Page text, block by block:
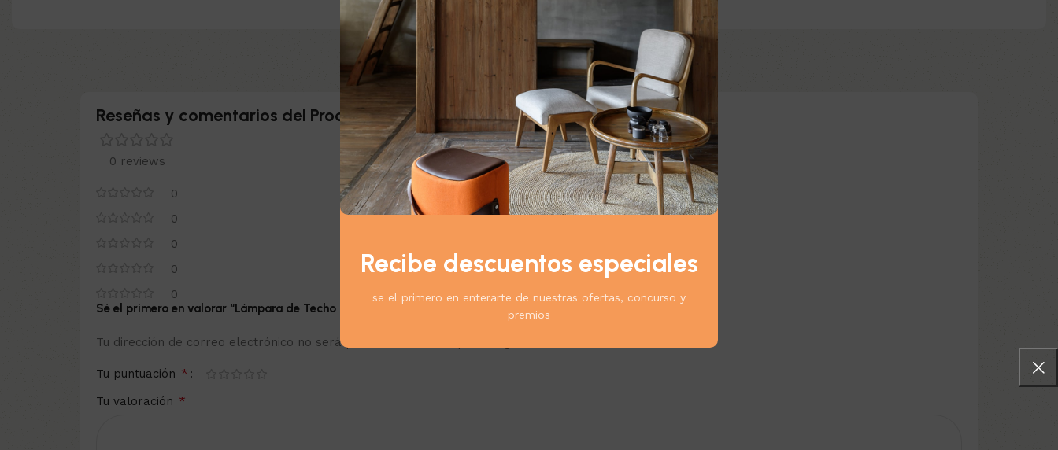
Recibe descuentos especiales
se el primero en enterarte de nuestras ofertas, concurso y
premios
Reseñas y comentarios del Producto:
0 reviews
0
0
0
0
0
Sé el primero en valorar “Lámpara de Techo Tarento Cilindros Colgante 8 Luces”
Tu dirección de correo electrónico no será publicada.
Tu puntuación *
Tu valoración *